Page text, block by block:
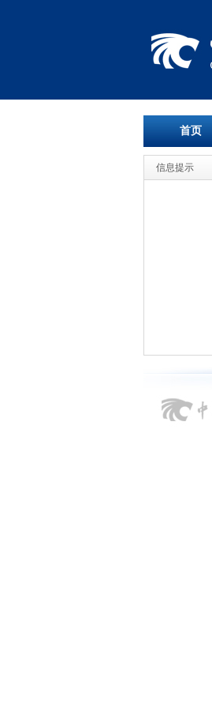
首页
信息提示